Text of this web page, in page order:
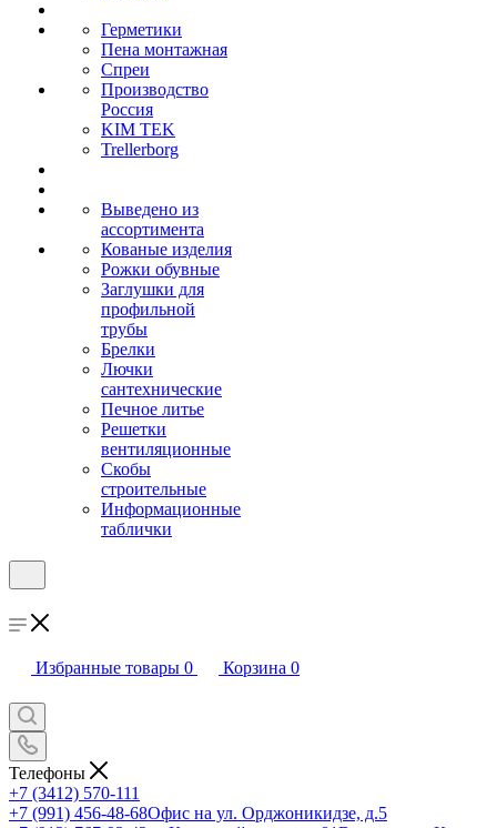
Герметики
Пена монтажная
Спреи
Производство
Россия
KIM TEK
Trellerborg
Выведено из
ассортимента
Кованые изделия
Рожки обувные
Заглушки для
профильной
трубы
Брелки
Лючки
сантехнические
Печное литье
Решетки
вентиляционные
Скобы
строительные
Информационные
таблички
Избранные товары 0 Корзина 0
Телефоны
+7 (3412) 570-111
+7 (991) 456-48-68Офис на ул. Орджоникидзе, д.5